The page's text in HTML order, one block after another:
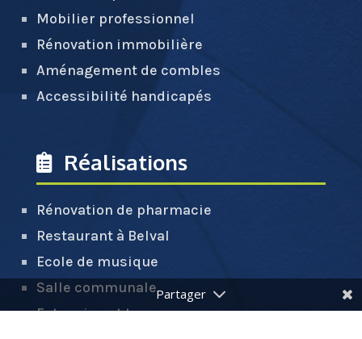
Mobilier professionnel
Rénovation immobilière
Aménagement de combles
Accessibilité handicapés
Réalisations
Rénovation de pharmacie
Restaurant à Belval
Ecole de musique
Salle communale
Extension et terrasse